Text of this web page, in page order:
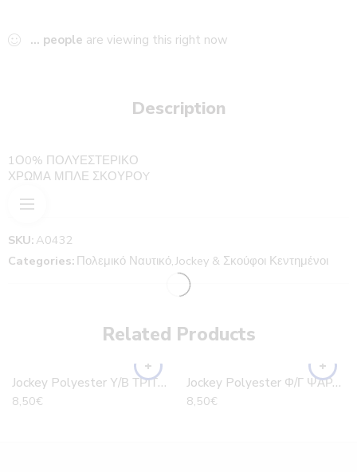
... people are viewing this right now
Description
1Ο0% ΠΟΛΥΕΣΤΕΡΙΚΟ
ΧΡΩΜΑ ΜΠΛΕ ΣΚΟΥΡΟY
SKU: A0432
Categories: Πολεμικό Ναυτικό,Jockey & Σκούφοι Κεντημένοι
Related Products
Jockey Polyester Υ/Β ΤΡΙΤΩΝ
8,50€
Jockey Polyester Φ/Γ ΨΑΡΑ ΠΕΝΤΑΦΥΛΛΟ
8,50€